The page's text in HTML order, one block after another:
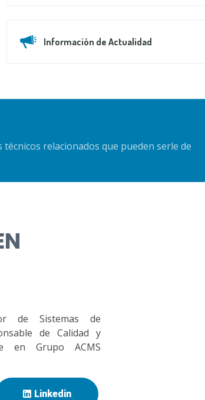
Información de Actualidad
relacionados que pueden serle de
de Sistemas de
de Calidad y
en Grupo ACMS
Linkedin